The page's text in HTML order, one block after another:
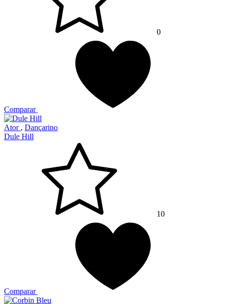
0
Comparar
Ator , Dançarino
Dule Hill
10
Comparar